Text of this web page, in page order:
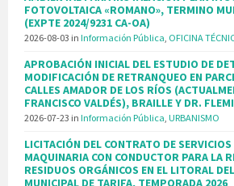
FOTOVOLTAICA «ROMANO», TERMINO
(EXPTE 2024/9231 CA-OA)
2026-08-03 in Información Pública, OFICINA
APROBACIÓN INICIAL DEL ESTUDIO DE
MODIFICACIÓN DE RETRANQUEO EN
CALLES AMADOR DE LOS RÍOS
FRANCISCO VALDÉS), BRAILLE Y DR.
2026-07-23 in Información Pública, URBANISMO
LICITACIÓN DEL CONTRATO DE
MAQUINARIA CON CONDUCTOR PARA LA
RESIDUOS ORGÁNICOS EN EL LITORAL